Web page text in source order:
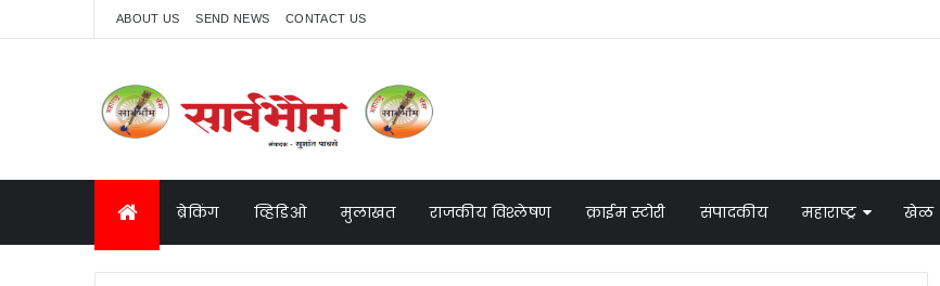
ABOUT US SEND NEWS CONTACT US
ब्रेकिंग व्हिडिओ मुलाखत राजकीय विश्लेषण क्राईम स्टोरी संपादकीय महाराष्ट्र खेळ